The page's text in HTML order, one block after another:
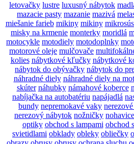
letovačky lustre luxusný nábytok
mazacie pasty mazanie mazivá
miešanie farieb mikiny mikiny
misky na krmenie monterky moridlá
motocykle motodiely motodoplnky
motorové oleje mulčovače
kolies nábytkové kľučky nábytkové
nábytok do obývačky nábytok do
náhradné diely náhradné diely na
skúter náhubky námahové koberce
nabíjačka na autobatériu napájadlá
bundy nepremokavé vaky
nerezový nábytok nožničky nohavice
optiky obchod s lampami obchod
svietidlami obklady obleky obliečky